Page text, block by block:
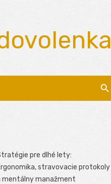
pre dlhé lety:
stravovacie protokoly
mentálny manažment